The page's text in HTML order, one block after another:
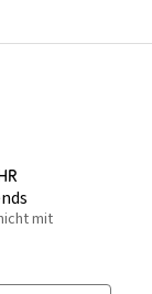
mit